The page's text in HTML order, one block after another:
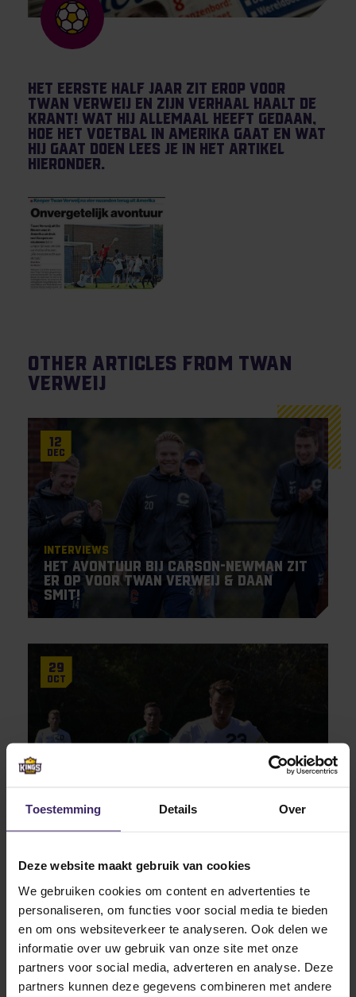
Toestemming Details Over
Deze website maakt gebruik van cookies
We gebruiken cookies om content en advertenties te
personaliseren, om functies voor social media te bieden
en om ons websiteverkeer te analyseren. Ook delen we
informatie over uw gebruik van onze site met onze
partners voor social media, adverteren en analyse. Deze
partners kunnen deze gegevens combineren met andere
Het eerste half jaar zit erop voor
Twan Verweij en zijn verhaal haalt de
krant! Wat hij allemaal heeft gedaan,
hoe het voetbal in Amerika gaat en wat
hij gaat doen lees je in het artikel
hieronder.
Other articles from Twan
Verweij
12
Dec
Interviews
Het avontuur bij Carson-Newman zit
er op voor Twan Verweij & Daan
Smit!
29
Oct
Highlights
Weekly Update – Week 44 2018
24
Sep